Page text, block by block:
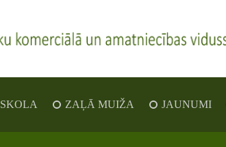
SKOLA ZAĻĀ MUIŽA JAUNUMI